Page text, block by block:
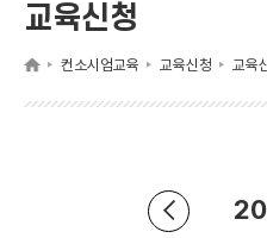
교육신청
컨소시엄교육 교육신청 교육